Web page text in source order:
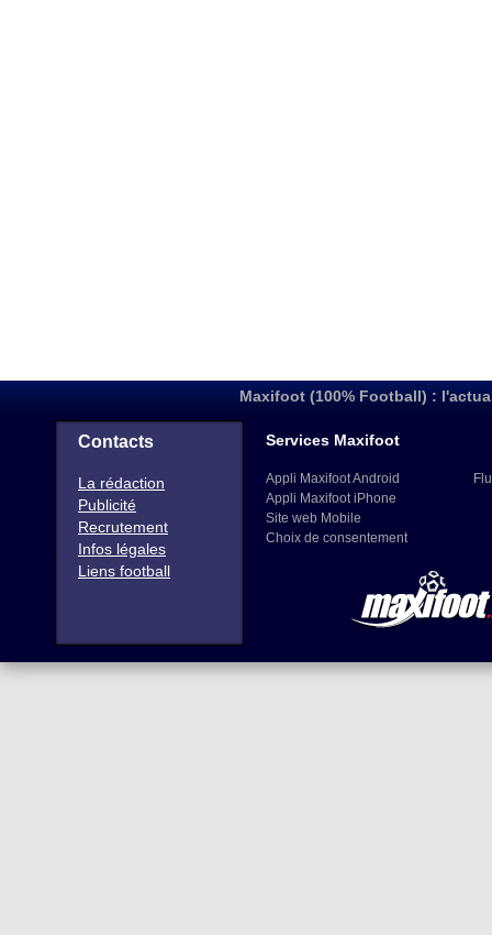
Maxifoot (100% Football) :
Contacts
La rédaction
Publicité
Recrutement
Infos légales
Liens football
Services Maxifoot
Appli Maxifoot Android
Appli Maxifoot iPhone
Site web Mobile
Choix de consentement